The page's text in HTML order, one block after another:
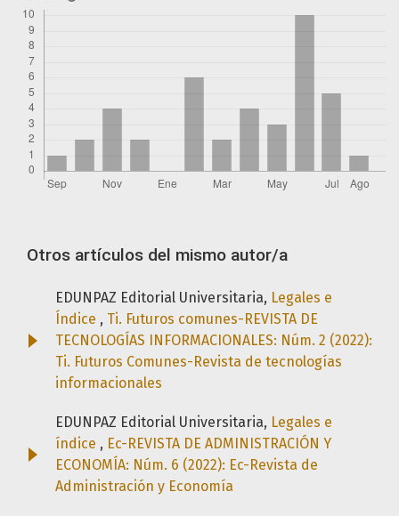
Otros artículos del mismo autor/a
EDUNPAZ Editorial Universitaria, Legales e
Índice , Ti. Futuros comunes-REVISTA DE
TECNOLOGÍAS INFORMACIONALES: Núm. 2 (2022):
Ti. Futuros Comunes-Revista de tecnologías
informacionales
EDUNPAZ Editorial Universitaria, Legales e
índice , Ec-REVISTA DE ADMINISTRACIÓN Y
ECONOMÍA: Núm. 6 (2022): Ec-Revista de
Administración y Economía